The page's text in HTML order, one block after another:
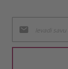
jaunumu
saņemšanai: